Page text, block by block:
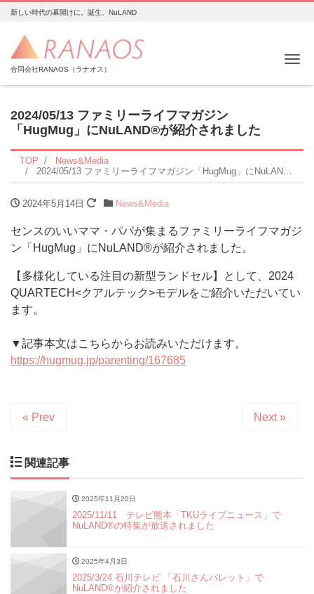
新しい時代の幕開けに。誕生、NuLAND
合同会社RANAOS（ラナオス）
2024/05/13 ファミリーライフマガジン
「HugMug」にNuLAND®︎が紹介されました
TOP
News&Media
2024/05/13 ファミリーライフマガジン「HugMug」にNuLAND®︎が紹介されました
2024年5月14日 News&Media
センスのいいママ・パパが集まるファミリーライフマガジ
ン「HugMug」にNuLAND®︎が紹介されました。
【多様化している注目の新型ランドセル】として、2024
QUARTECH<クアルテック>モデルをご紹介いただいてい
ます。
▼記事本文はこちらからお読みいただけます。
https://hugmug.jp/parenting/167685
« Prev Next »
関連記事
2025年11月20日
2025/11/11 テレビ熊本「TKUライブニュース」で
NuLAND®の特集が放送されました
2025年4月3日
2025/3/24 石川テレビ 「石川さんパレット」で
NuLAND®︎が紹介されました